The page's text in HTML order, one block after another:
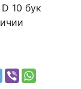
10 бук